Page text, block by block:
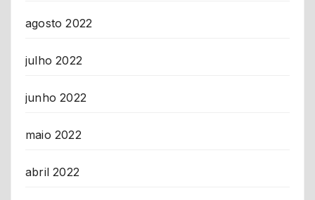
agosto 2022
julho 2022
junho 2022
maio 2022
abril 2022